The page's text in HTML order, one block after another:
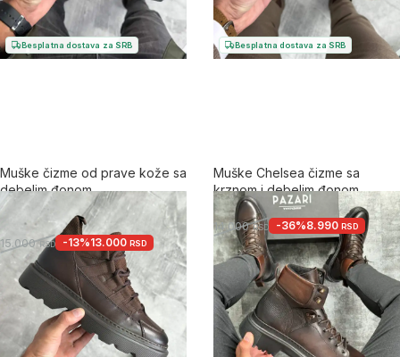
Besplatna dostava za SRB
Muške čizme od prave kože sa
debelim đonom
15.000RSD -13%13.000 RSD
+2
Besplatna dostava za SRB
Muške Chelsea čizme sa
krznom i debelim đonom
14.000RSD -36%8.990 RSD
+2